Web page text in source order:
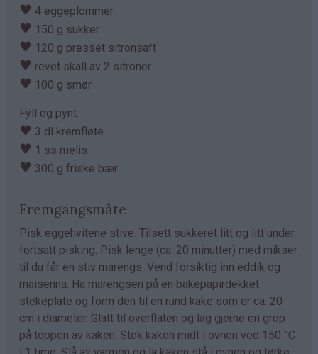
♥ 4 eggeplommer
♥ 150 g sukker
♥ 120 g presset sitronsaft
♥ revet skall av 2 sitroner
♥ 100 g smør
Fyll og pynt:
♥ 3 dl kremfløte
♥ 1 ss melis
♥ 300 g friske bær
Fremgangsmåte
Pisk eggehvitene stive. Tilsett sukkeret litt og litt under
fortsatt pisking. Pisk lenge (ca. 20 minutter) med mikser
til du får en stiv marengs. Vend forsiktig inn eddik og
maisenna. Ha marengsen på en bakepapirdekket
stekeplate og form den til en rund kake som er ca. 20
cm i diameter. Glatt til overflaten og lag gjerne en grop
på toppen av kaken. Stek kaken midt i ovnen ved 150 °C